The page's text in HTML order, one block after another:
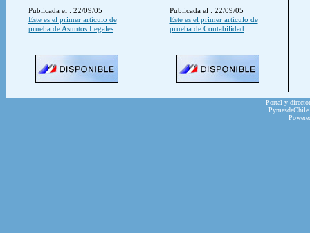
Publicada el : 22/09/05
Este es el primer artículo de
prueba de Asuntos Legales
Publicada el : 22/09/05
Este es el primer artículo de
prueba de Contabilidad
Portal y